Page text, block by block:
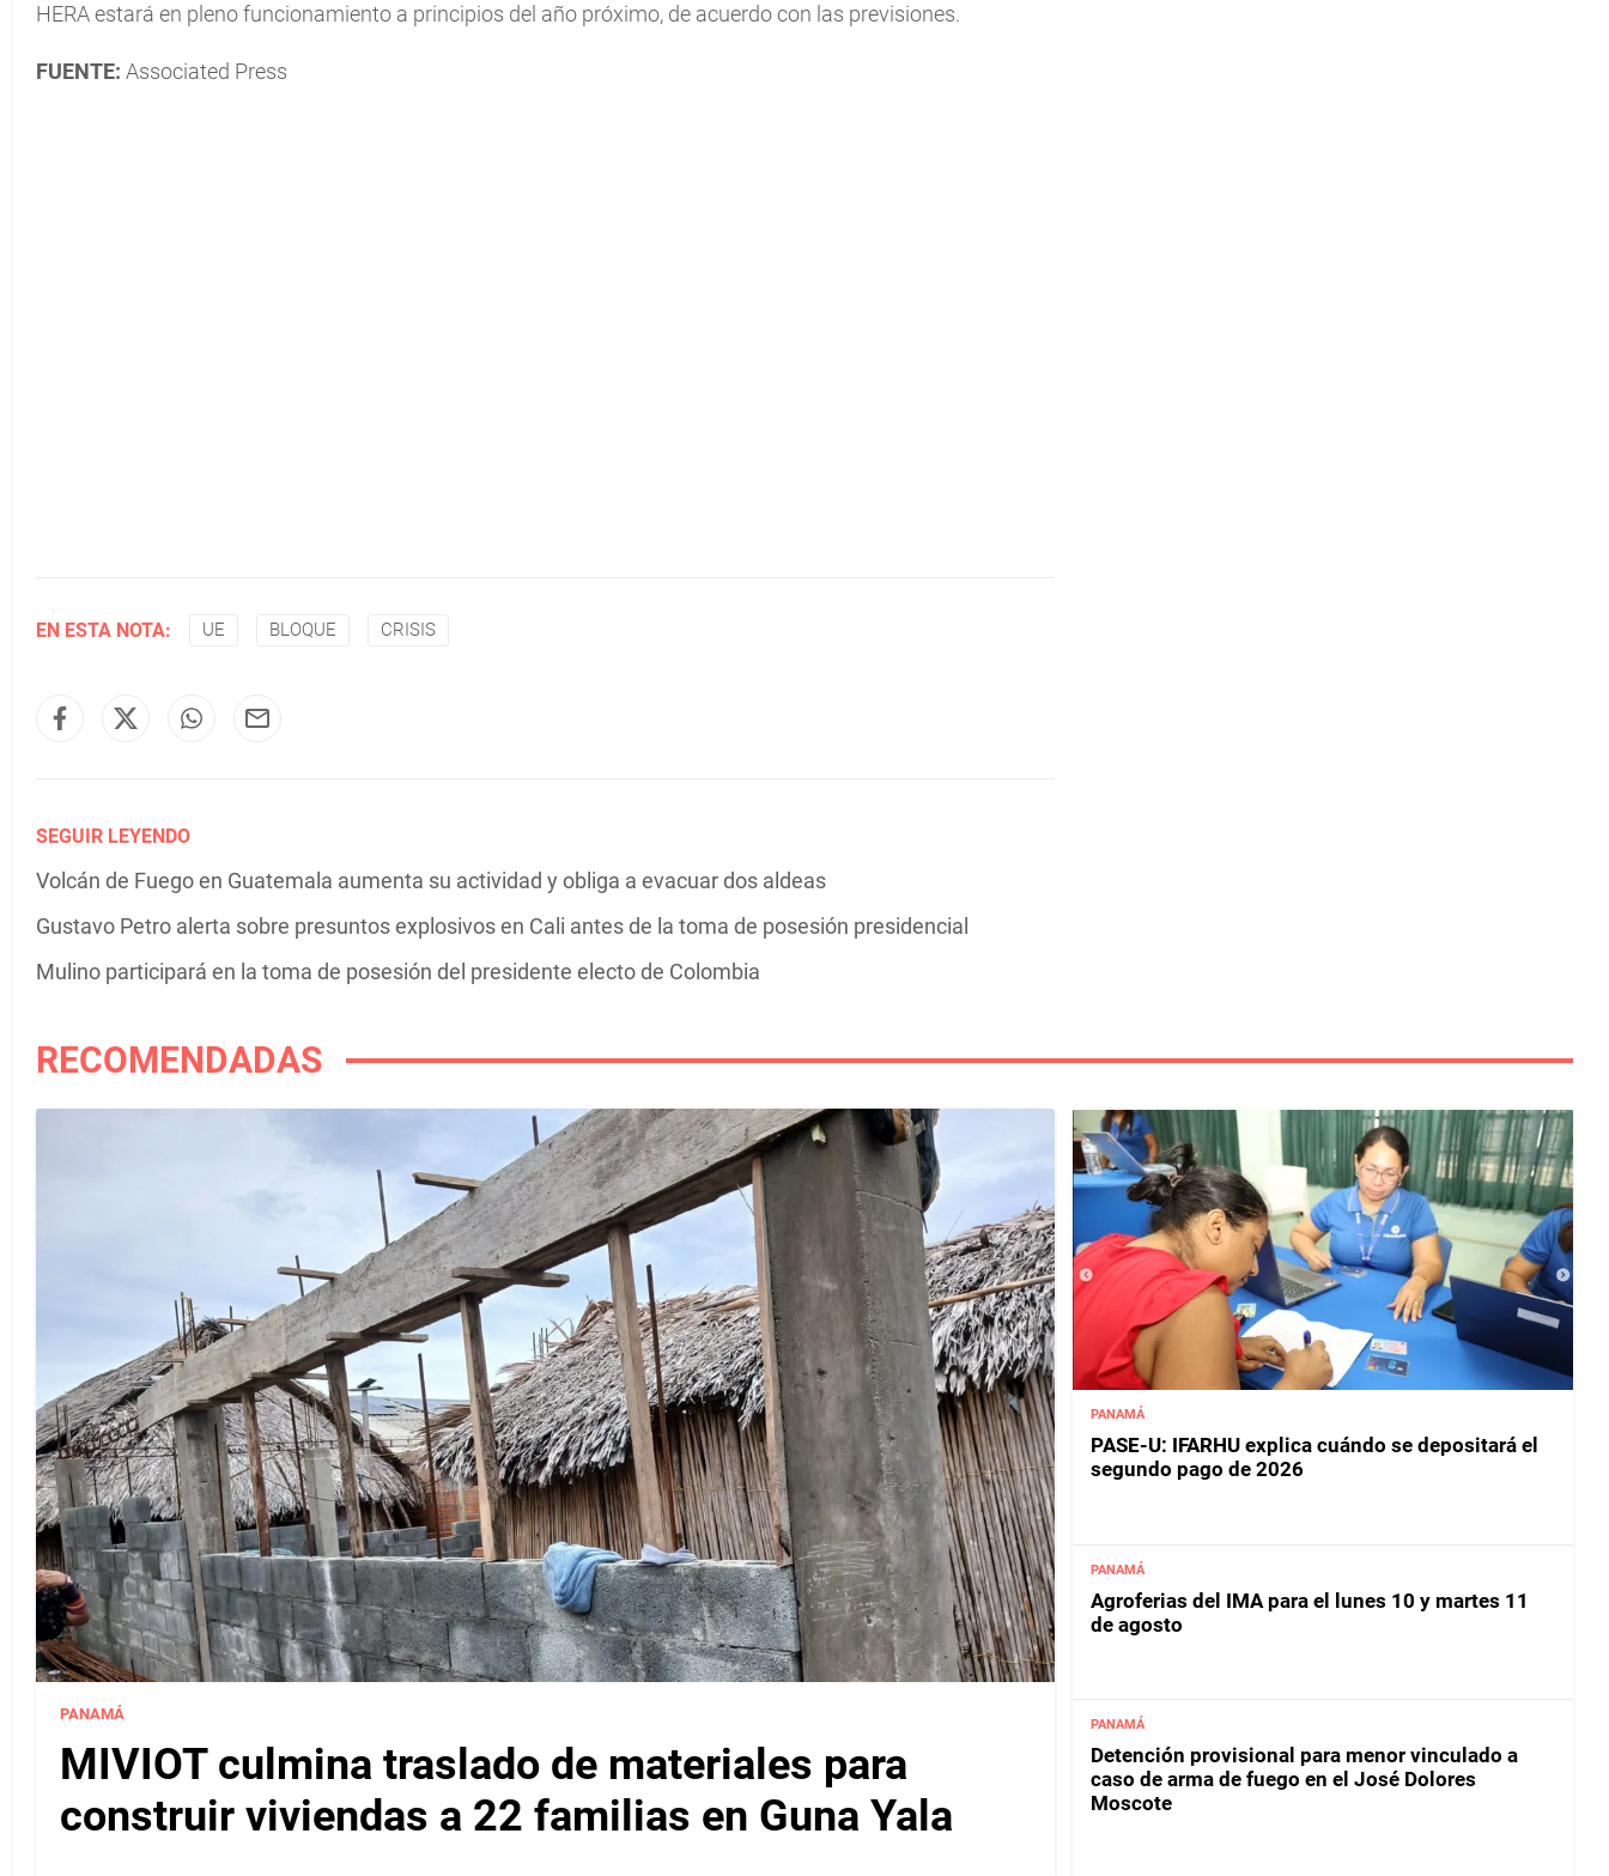
HERA estará en pleno funcionamiento a principios del año próximo, de acuerdo con las previsiones.
FUENTE: Associated Press
EN ESTA NOTA: UE BLOQUE CRISIS
SEGUIR LEYENDO
Volcán de Fuego en Guatemala aumenta su actividad y obliga a evacuar dos aldeas
Gustavo Petro alerta sobre presuntos explosivos en Cali antes de la toma de posesión presidencial
Mulino participará en la toma de posesión del presidente electo de Colombia
RECOMENDADAS
PANAMÁ
MIVIOT culmina traslado de materiales para
construir viviendas a 22 familias en Guna Yala
PANAMÁ
PASE-U: IFARHU explica cuándo se depositará el
segundo pago de 2026
PANAMÁ
Agroferias del IMA para el lunes 10 y martes 11
de agosto
PANAMÁ
Detención provisional para menor vinculado a
caso de arma de fuego en el José Dolores
Moscote